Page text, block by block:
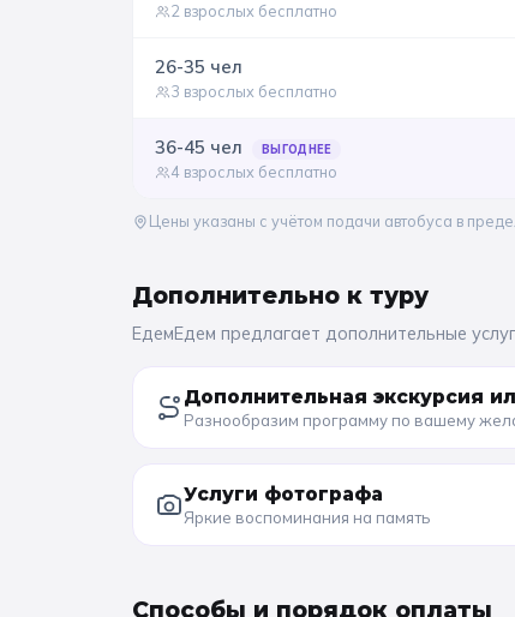
2 взрослых бесплатно
26-35 чел
3 взрослых бесплатно
36-45 чел ВЫГОДНЕЕ
4 взрослых бесплатно
Цены указаны с учётом подачи автобуса в
Дополнительно к туру
ЕдемЕдем предлагает дополнительные
Дополнительная экскурсия
Разнообразим программу по вашему
Услуги фотографа
Яркие воспоминания на память
Способы и порядок оплаты